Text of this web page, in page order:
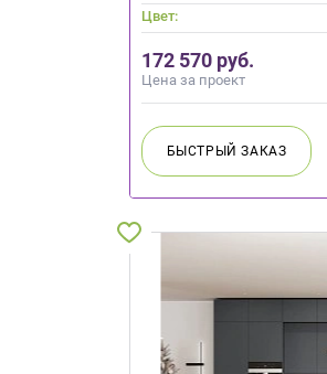
Цвет:
172 570 руб.
Цена за проект
БЫСТРЫЙЗАКАЗ